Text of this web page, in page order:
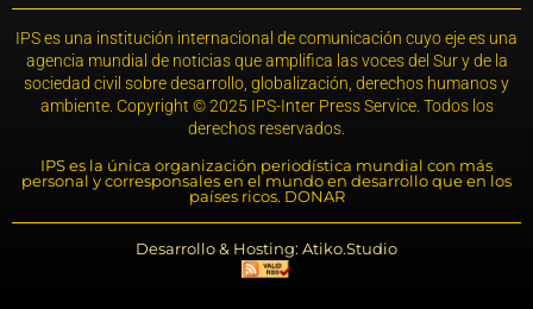
IPS es una institución internacional de comunicación cuyo eje es una
agencia mundial de noticias que amplifica las voces del Sur y de la
sociedad civil sobre desarrollo, globalización, derechos humanos y
ambiente. Copyright © 2025 IPS-Inter Press Service. Todos los
derechos reservados.
IPS es la única organización periodística mundial con más
personal y corresponsales en el mundo en desarrollo que en los
países ricos. DONAR
Desarrollo & Hosting: Atiko.Studio